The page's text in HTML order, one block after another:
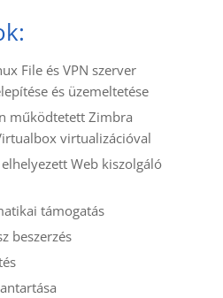
File és VPN szerver
és üzemeltetése
működtetett Zimbra
virtualizációval
Web kiszolgáló
támogatás
beszerzés